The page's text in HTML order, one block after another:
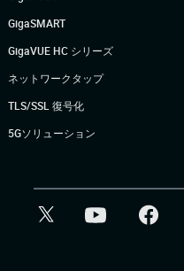
GigaSMART
GigaVUE HC シリーズ
ネットワークタップ
TLS/SSL 復号化
5Gソリューション